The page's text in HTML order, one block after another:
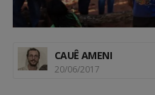
CAUÊ AMENI
20/06/2017